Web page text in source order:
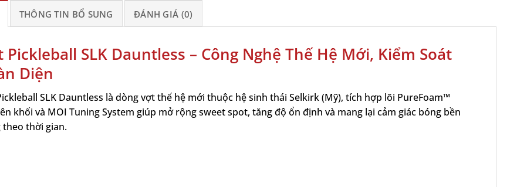
THÔNG TIN BỔ SUNG ĐÁNH GIÁ (0)
Pickleball SLK Dauntless – Công Nghệ Thế Hệ Mới, Kiểm Soát
Diện
SLK Dauntless là dòng vợt thế hệ mới thuộc hệ sinh thái Selkirk (Mỹ), tích hợp lõi PureFoam™
khối và MOI Tuning System giúp mở rộng sweet spot, tăng độ ổn định và mang lại cảm giác bóng bền
theo thời gian.